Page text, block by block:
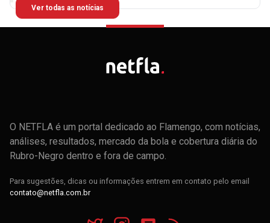
Ver todas as notícias
O NETFLA é um portal dedicado ao Flamengo, com notícias,
análises, resultados, mercado da bola e cobertura diária do
Rubro-Negro dentro e fora de campo.
Para sugestões, dicas ou informações entrem em contato pelo email
contato@netfla.com.br